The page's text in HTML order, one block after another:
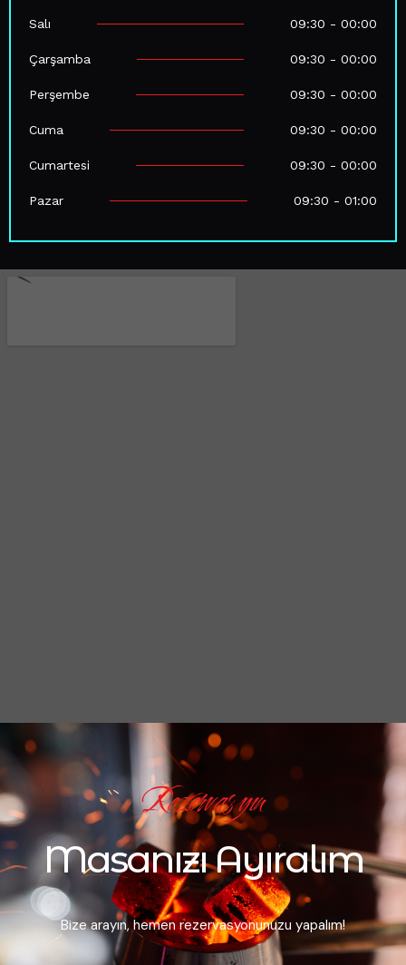
Salı 09:30 - 00:00
Çarşamba 09:30 - 00:00
Perşembe 09:30 - 00:00
Cuma 09:30 - 00:00
Cumartesi 09:30 - 00:00
Pazar 09:30 - 01:00
Rezervasyın
Masanızı Ayıralım
Bize arayın, hemen rezervasyonunuzu yapalım!